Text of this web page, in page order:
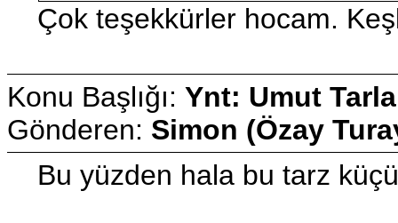
Çok teşekkürler hocam.
Konu Başlığı: Ynt: Umut
Gönderen: Simon (Özay
Bu yüzden hala bu tarz